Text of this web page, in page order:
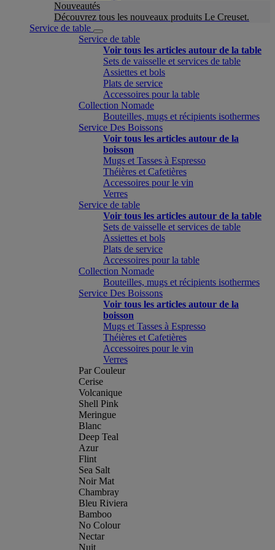
Nouveautés
Découvrez tous les nouveaux produits Le Creuset.
Service de table
Service de table
Voir tous les articles autour de la table
Sets de vaisselle et services de table
Assiettes et bols
Plats de service
Accessoires pour la table
Collection Nomade
Bouteilles, mugs et récipients isothermes
Service Des Boissons
Voir tous les articles autour de la
boisson
Mugs et Tasses à Espresso
Théières et Cafetières
Accessoires pour le vin
Verres
Service de table
Voir tous les articles autour de la table
Sets de vaisselle et services de table
Assiettes et bols
Plats de service
Accessoires pour la table
Collection Nomade
Bouteilles, mugs et récipients isothermes
Service Des Boissons
Voir tous les articles autour de la
boisson
Mugs et Tasses à Espresso
Théières et Cafetières
Accessoires pour le vin
Verres
Par Couleur
Cerise
Volcanique
Shell Pink
Meringue
Blanc
Deep Teal
Azur
Flint
Sea Salt
Noir Mat
Chambray
Bleu Riviera
Bamboo
No Colour
Nectar
Nuit